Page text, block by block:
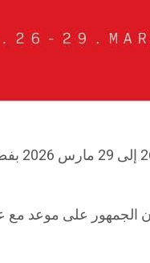
صلاح مصدق، ليكون